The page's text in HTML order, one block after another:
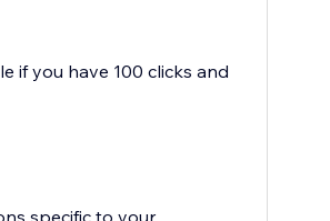
if you have 100 clicks and